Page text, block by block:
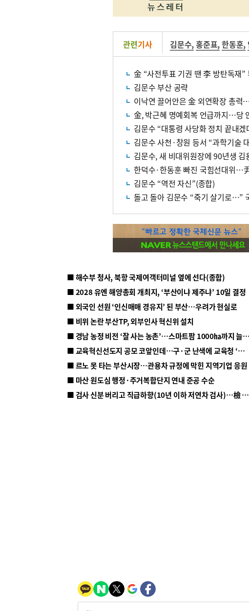
관련기사 김문수,홍준표,한동훈,
金 “사전투표 기권 땐 李 방탄독재
김문수 부산 공략
이낙연 끌어안은 金 외연확장 총력
金, 박근혜 명예회복 언급까지…당
김문수 “대통령 사당화 정치 끝내
김문수 사천·창원 등서 “과학기술
김문수, 새 비대위원장에 90년생
한덕수·한동훈 빠진 국힘선대위…
김문수 “역전 자신”(종합)
돌고 돌아 김문수 “죽기 살기로…”
■ 해수부 청사, 북항 국제여객터미널 옆에 선다(종합)
■ 2028 유엔 해양총회 개최지, ‘부산이냐 제주냐’ 10일 결정
■ 외국인 선원 ‘인신매매 경유지’ 된 부산…우려가 현실로
■ 비위 논란 부산TP, 외부인사 혁신위 설치
■ 경남 농정 비전 ‘잘 사는 농촌’…스마트팜 1000㏊까지 늘린다
■ 교육혁신선도지 공모 코앞인데…구·군 난색에 교육청 ‘쩔쩔’
■ 르노 못 타는 부산시장…관용차 규정에 막힌 지역기업 응원
■ 마산 원도심 행정·주거복합단지 연내 준공 수순
■ 검사 신분 버리고 직급하향(10년 이하 저연차 검사)…檢 중수청행 기피